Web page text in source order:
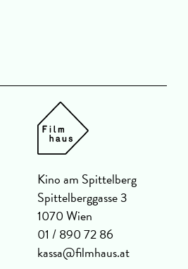
Kino am Spittelberg
Spittelberggasse 3
1070 Wien
01 / 890 72 86
kassa@filmhaus.at